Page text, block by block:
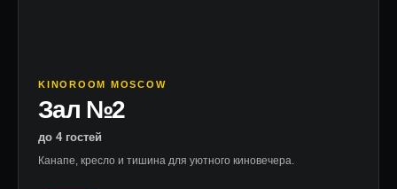
KINOROOM MOSCOW
Зал №2
до 4 гостей
Канапе, кресло и тишина для уютного киновечера.